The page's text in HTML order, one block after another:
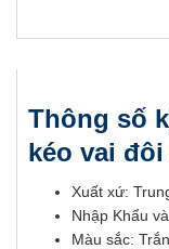
Thông số
kéo vai đôi
Xuất xứ:
Nhập Khẩu
Màu sắc: